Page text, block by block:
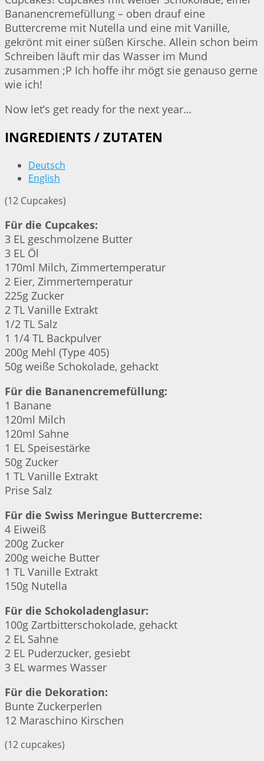
Bananencremefüllung – oben drauf eine
Buttercreme mit Nutella und eine mit Vanille,
gekrönt mit einer süßen Kirsche. Allein schon beim
Schreiben läuft mir das Wasser im Mund
zusammen ;P Ich hoffe ihr mögt sie genauso gerne
wie ich!
Now let’s get ready for the next year…
INGREDIENTS / ZUTATEN
Deutsch
English
(12 Cupcakes)
Für die Cupcakes:
3 EL geschmolzene Butter
3 EL Öl
170ml Milch, Zimmertemperatur
2 Eier, Zimmertemperatur
225g Zucker
2 TL Vanille Extrakt
1/2 TL Salz
1 1/4 TL Backpulver
200g Mehl (Type 405)
50g weiße Schokolade, gehackt
Für die Bananencremefüllung:
1 Banane
120ml Milch
120ml Sahne
1 EL Speisestärke
50g Zucker
1 TL Vanille Extrakt
Prise Salz
Für die Swiss Meringue Buttercreme:
4 Eiweiß
200g Zucker
200g weiche Butter
1 TL Vanille Extrakt
150g Nutella
Für die Schokoladenglasur:
100g Zartbitterschokolade, gehackt
2 EL Sahne
2 EL Puderzucker, gesiebt
3 EL warmes Wasser
Für die Dekoration:
Bunte Zuckerperlen
12 Maraschino Kirschen
(12 cupcakes)